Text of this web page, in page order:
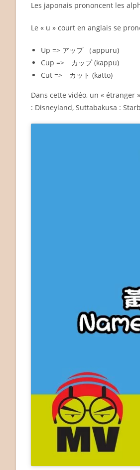
Les japonais prononcent les
Le « u » court en anglais se
Up => アップ （appuru)
Cup => カップ (kappu)
Cut => カット (katto)
Dans cette vidéo, un «
: Disneyland, Suttabakusa :